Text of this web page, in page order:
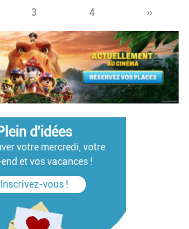
Pagination
Page
3 Page
4
Page
››
d'idées
votre mercredi, votre
et vos vacances !
Inscrivez-vous !